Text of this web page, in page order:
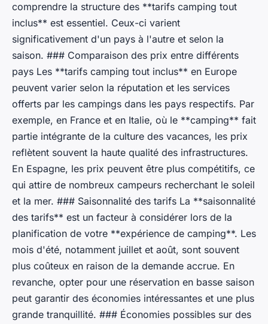
comprendre la structure des **tarifs camping tout
inclus** est essentiel. Ceux-ci varient
significativement d'un pays à l'autre et selon la
saison. ### Comparaison des prix entre différents
pays Les **tarifs camping tout inclus** en Europe
peuvent varier selon la réputation et les services
offerts par les campings dans les pays respectifs. Par
exemple, en France et en Italie, où le **camping** fait
partie intégrante de la culture des vacances, les prix
reflètent souvent la haute qualité des infrastructures.
En Espagne, les prix peuvent être plus compétitifs, ce
qui attire de nombreux campeurs recherchant le soleil
et la mer. ### Saisonnalité des tarifs La **saisonnalité
des tarifs** est un facteur à considérer lors de la
planification de votre **expérience de camping**. Les
mois d'été, notamment juillet et août, sont souvent
plus coûteux en raison de la demande accrue. En
revanche, opter pour une réservation en basse saison
peut garantir des économies intéressantes et une plus
grande tranquillité. ### Économies possibles sur des